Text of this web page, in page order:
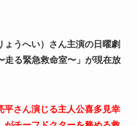
ょうへい）さん主演の日曜劇
走る緊急救命室〜」が現在放
平さん演じる主人公喜多見幸